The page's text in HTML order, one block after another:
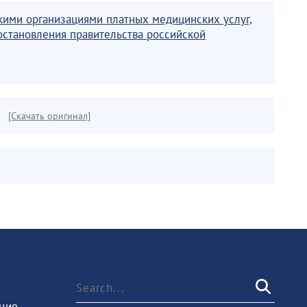
организациями платных медицинских услуг,
правительства российской
[Скачать оригинал]